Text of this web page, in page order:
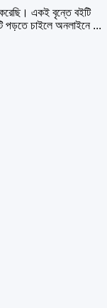
একই বৃন্তে বইটি
পড়তে চাইলে অনলাইনে ...